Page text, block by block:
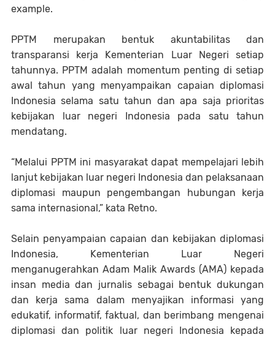
example.
PPTM merupakan bentuk akuntabilitas dan
transparansi kerja Kementerian Luar Negeri setiap
tahunnya. PPTM adalah momentum penting di setiap
awal tahun yang menyampaikan capaian diplomasi
Indonesia selama satu tahun dan apa saja prioritas
kebijakan luar negeri Indonesia pada satu tahun
mendatang.
“Melalui PPTM ini masyarakat dapat mempelajari lebih
lanjut kebijakan luar negeri Indonesia dan pelaksanaan
diplomasi maupun pengembangan hubungan kerja
sama internasional,” kata Retno.
Selain penyampaian capaian dan kebijakan diplomasi
Indonesia, Kementerian Luar Negeri
menganugerahkan Adam Malik Awards (AMA) kepada
insan media dan jurnalis sebagai bentuk dukungan
dan kerja sama dalam menyajikan informasi yang
edukatif, informatif, faktual, dan berimbang mengenai
diplomasi dan politik luar negeri Indonesia kepada